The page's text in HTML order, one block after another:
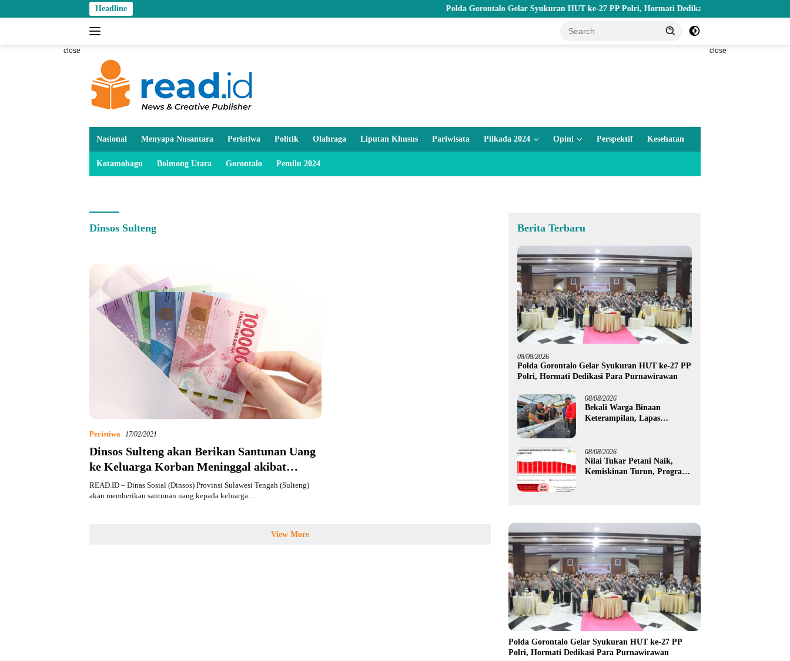
to
Headline Polda Gorontalo Gelar Syukuran HUT ke-27 PP Polri, Hormati Dedikasi Para Purnawirawan
close close
Nasional Menyapa Nusantara Peristiwa Politik Olahraga Liputan Khusus Pariwisata Pilkada 2024 Opini Perspektif Kesehatan
Kotamobagu Bolmong Utara Gorontalo Pemilu 2024
Dinsos Sulteng
Peristiwa 17/02/2021
Dinsos Sulteng akan Berikan Santunan Uang
ke Keluarga Korban Meninggal akibat
Covid-19
READ.ID – Dinas Sosial (Dinsos) Provinsi Sulawesi Tengah (Sulteng)
akan memberikan santunan uang kepada keluarga…
View More
Berita Terbaru
08/08/2026
Polda Gorontalo Gelar Syukuran HUT ke-27 PP
Polri, Hormati Dedikasi Para Purnawirawan
08/08/2026
Bekali Warga Binaan
Keterampilan, Lapas
08/08/2026
Nilai Tukar Petani Naik,
Kemiskinan Turun, Program
Polda Gorontalo Gelar Syukuran HUT ke-27 PP
Polri, Hormati Dedikasi Para Purnawirawan